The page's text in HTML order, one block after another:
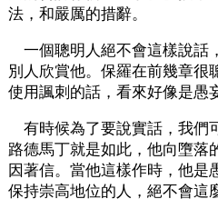
法，和嚴厲的措辭。
一個聰明人絕不會這樣說話
別人欣賞他。保羅在前幾章很
使用諷刺的話，看來好像是愚
有時候為了要說實話，我們
路德馬丁就是如此，他向墮落
因著信。當他這樣作時，他是
保持崇高地位的人，絕不會這